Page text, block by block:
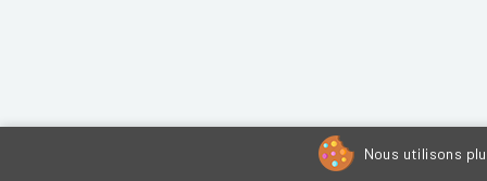
Nous utilisons